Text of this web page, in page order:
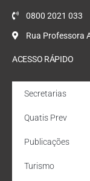
0800 2021 033
Rua Professora
ACESSO RÁPIDO
Secretarias
Quatis Prev
Publicações
Turismo